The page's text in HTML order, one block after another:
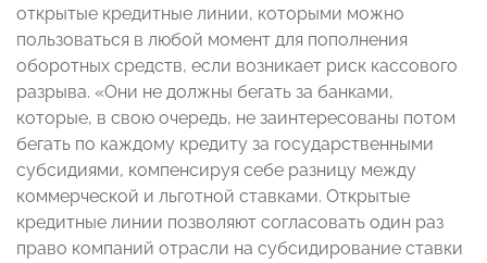
открытые кредитные линии, которыми можно
пользоваться в любой момент для пополнения
оборотных средств, если возникает риск кассового
разрыва. «Они не должны бегать за банками,
которые, в свою очередь, не заинтересованы потом
бегать по каждому кредиту за государственными
субсидиями, компенсируя себе разницу между
коммерческой и льготной ставками. Открытые
кредитные линии позволяют согласовать один раз
право компаний отрасли на субсидирование ставки